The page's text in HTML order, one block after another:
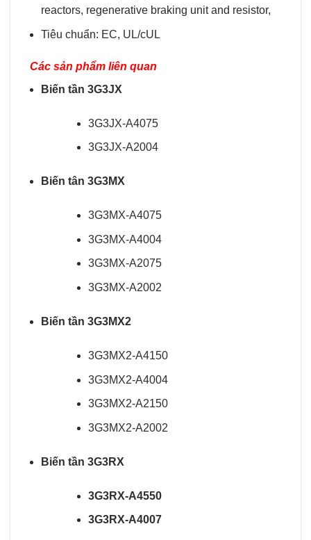
reactors, regenerative braking unit and resistor,
Tiêu chuẩn: EC, UL/cUL
Các sản phẩm liên quan
Biến tần 3G3JX
3G3JX-A4075
3G3JX-A2004
Biến tân 3G3MX
3G3MX-A4075
3G3MX-A4004
3G3MX-A2075
3G3MX-A2002
Biến tần 3G3MX2
3G3MX2-A4150
3G3MX2-A4004
3G3MX2-A2150
3G3MX2-A2002
Biến tần 3G3RX
3G3RX-A4550
3G3RX-A4007